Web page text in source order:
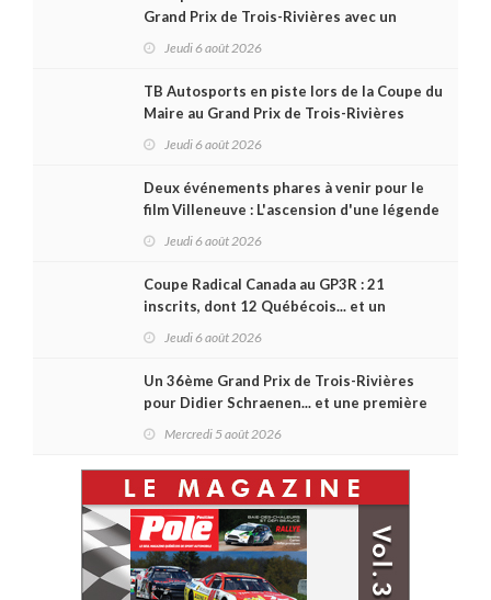
Grand Prix de Trois-Rivières avec un
Jeudi 6 août 2026
TB Autosports en piste lors de la Coupe du
Maire au Grand Prix de Trois-Rivières
Jeudi 6 août 2026
Deux événements phares à venir pour le
film Villeneuve : L'ascension d'une légende
Jeudi 6 août 2026
Coupe Radical Canada au GP3R : 21
inscrits, dont 12 Québécois... et un
Jeudi 6 août 2026
Un 36ème Grand Prix de Trois-Rivières
pour Didier Schraenen... et une première
Mercredi 5 août 2026